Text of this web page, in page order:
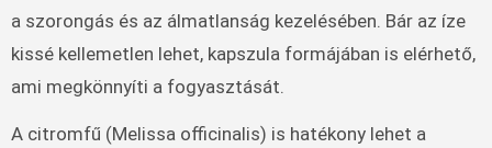
a szorongás és az álmatlanság kezelésében. Bár az íze
kissé kellemetlen lehet, kapszula formájában is elérhető,
ami megkönnyíti a fogyasztását.
A citromfű (Melissa officinalis) is hatékony lehet a